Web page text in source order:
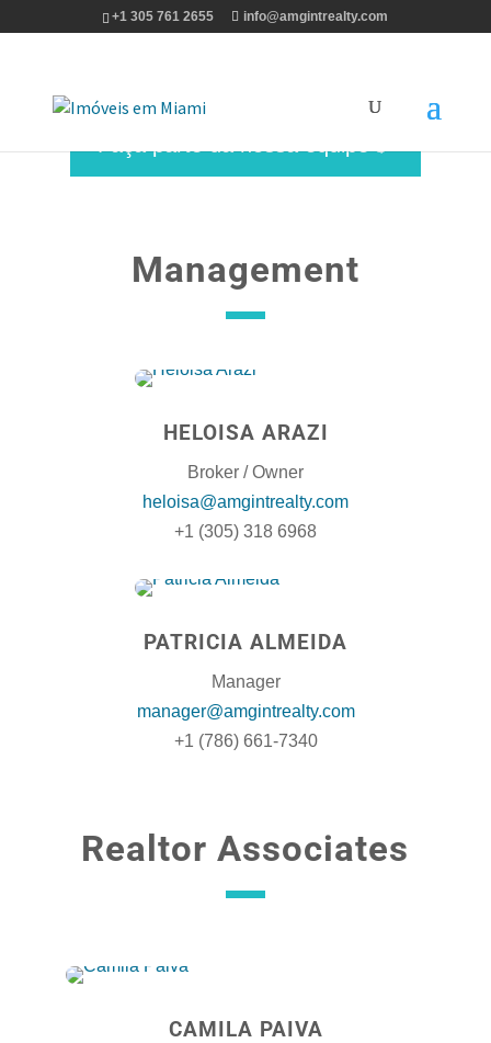
+1 305 761 2655 info@amgintrealty.com
Management
HELOISA ARAZI
Broker / Owner
heloisa@amgintrealty.com
+1 (305) 318 6968
PATRICIA ALMEIDA
Manager
manager@amgintrealty.com
+1 (786) 661-7340
Realtor Associates
CAMILA PAIVA